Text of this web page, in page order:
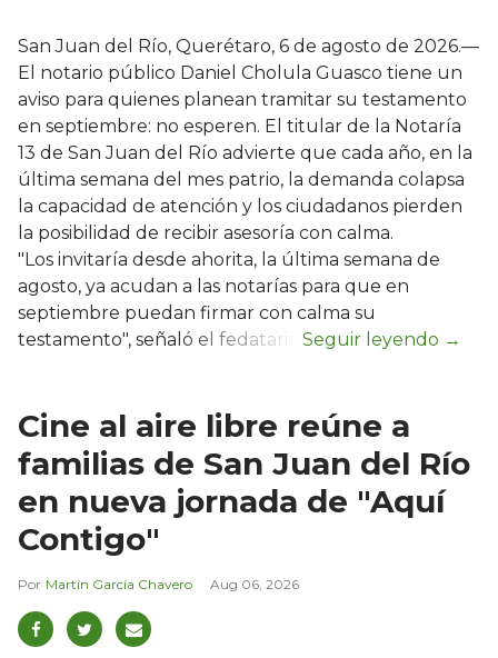
San Juan del Río, Querétaro, 6 de agosto de 2026.—
El notario público Daniel Cholula Guasco tiene un
aviso para quienes planean tramitar su testamento
en septiembre: no esperen. El titular de la Notaría
13 de San Juan del Río advierte que cada año, en la
última semana del mes patrio, la demanda colapsa
la capacidad de atención y los ciudadanos pierden
la posibilidad de recibir asesoría con calma.
"Los invitaría desde ahorita, la última semana de
agosto, ya acudan a las notarías para que en
septiembre puedan firmar con calma su
testamento", señaló el fedatario.
Cine al aire libre reúne a
familias de San Juan del Río
en nueva jornada de "Aquí
Contigo"
Martín García Chavero Aug 06, 2026